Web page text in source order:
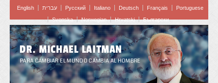
English עברית Pусский Italiano Deutsch Français
Portuguese
Svenska
Norwegian Hrvatski Български
DR. MICHAEL LAITMAN
PARA CAMBIAR EL MUNDO CAMBIA AL HOMBRE